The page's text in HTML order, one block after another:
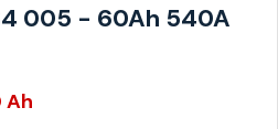
005 - 60Ah 540A
Ah